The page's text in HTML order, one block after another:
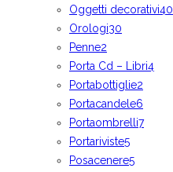
Oggetti decorativi40
Orologi30
Penne2
Porta Cd – Libri4
Portabottiglie2
Portacandele6
Portaombrelli7
Portariviste5
Posacenere5